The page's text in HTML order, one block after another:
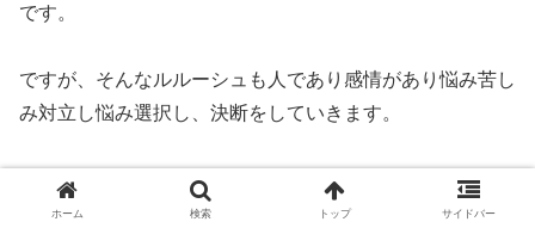
です。
ですが、そんなルルーシュも人であり感情があり悩み苦し
み対立し悩み選択し、決断をしていきます。
たまに垣間見れる日常がとても愛おしく、そしてとても苦
しい気持ちにさせられます。
ホーム 検索 トップ サイドバー